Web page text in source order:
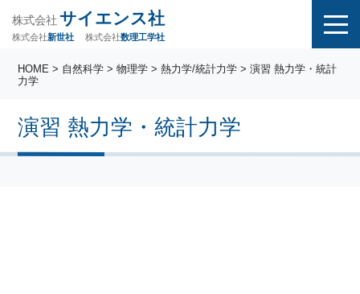
株式会社 サイエンス社
株式会社新世社 株式会社数理工学社
演習 熱力学・統計力学
HOME > 自然科学 >物理学 >熱力学/統計力学 > 演習 熱力学・統計
力学